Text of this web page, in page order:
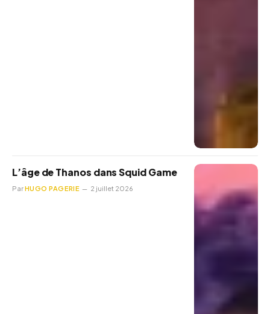
L’âge de Thanos dans Squid Game
ParHUGO PAGERIE 2 juillet 2026